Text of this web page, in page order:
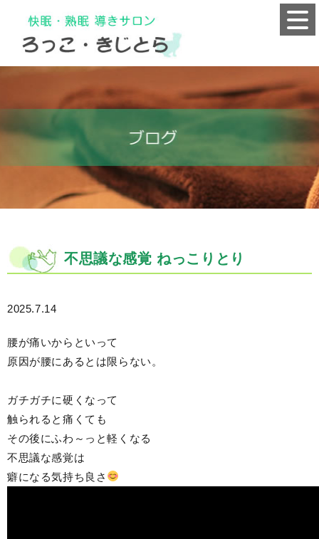
不思議な感覚 ねっこりとり
2025.7.14
腰が痛いからといって
原因が腰にあるとは限らない。
ガチガチに硬くなって
触られると痛くても
その後にふわ～っと軽くなる
不思議な感覚は
癖になる気持ち良さ